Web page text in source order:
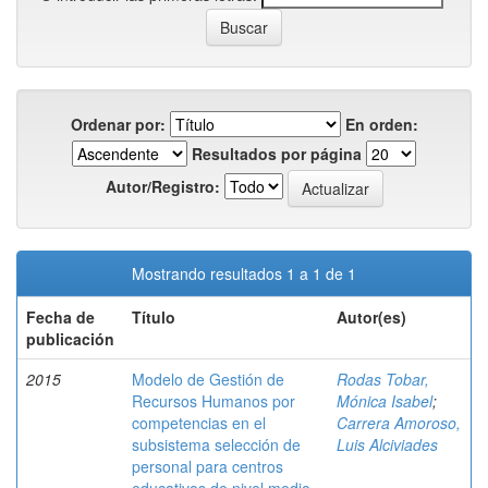
Ordenar por:
En orden:
Resultados por página
Autor/Registro:
Mostrando resultados 1 a 1 de 1
Fecha de
publicación
Título Autor(es)
2015
Modelo de Gestión de
Recursos Humanos por
competencias en el
subsistema selección de
personal para centros
Rodas Tobar,
Mónica Isabel;
Carrera Amoroso,
Luis Alciviades